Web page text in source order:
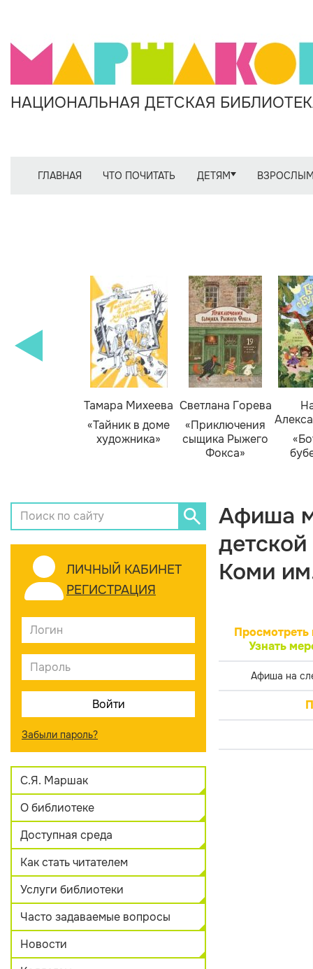
НАЦИОНАЛЬНАЯ ДЕТСКАЯ
ГЛАВНАЯ ЧТО ПОЧИТАТЬ ДЕТЯМ
Тамара Михеева
«Тайник в доме
художника»
Светлана Горева
«Приключения
сыщика Рыжего
Фокса»
ЛИЧНЫЙ КАБИНЕТ
РЕГИСТРАЦИЯ
Забыли пароль?
С.Я. Маршак
О библиотеке
Доступная среда
Как стать читателем
Услуги библиотеки
Часто задаваемые вопросы
Новости
Афиша
Коми
Просмотреть
Узнать
Афиша на